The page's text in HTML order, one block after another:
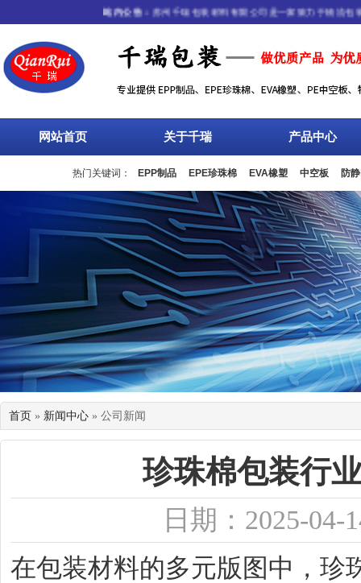
站内公告：苏州千瑞包装材料有限公司是一家致力于物流包装行业
网站首页 关于千瑞 产品中心
热门关键词： EPP制品 EPE珍珠棉 EVA橡塑 中空板 防
周转箱 塑料托盘 围板箱 复合包装
首页 » 新闻中心 » 公司新闻
珍珠棉包装行
日期：2025-
在包装材料的多元版图中，珍